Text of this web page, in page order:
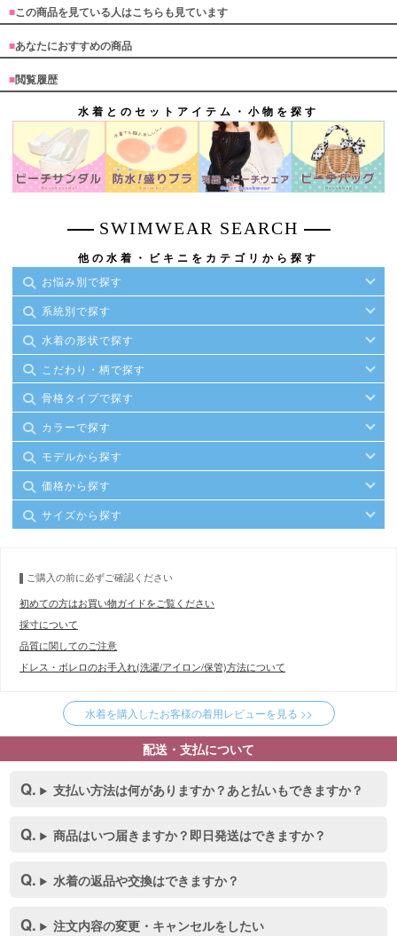
■この商品を見ている人はこちらも見ています
■あなたにおすすめの商品
■閲覧履歴
水着とのセットアイテム・小物を探す
SWIMWEAR SEARCH
他の水着・ビキニをカテゴリから探す
お悩み別で探す
系統別で探す
水着の形状で探す
こだわり・柄で探す
骨格タイプで探す
カラーで探す
モデルから探す
価格から探す
サイズから探す
ご購入の前に必ずご確認ください
初めての方はお買い物ガイドをご覧ください
採寸について
品質に関してのご注意
ドレス・ボレロのお手入れ(洗濯/アイロン/保管)方法について
水着を購入したお客様の着用レビューを見る >>
配送・支払について
支払い方法は何がありますか？あと払いもできますか？
商品はいつ届きますか？即日発送はできますか？
水着の返品や交換はできますか？
注文内容の変更・キャンセルをしたい